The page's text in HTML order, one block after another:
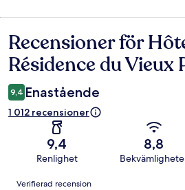
Recensioner
Recensioner för
Résidence du Vieux
9,4 Enastående
1 012 recensioner
9,4
Renlighet
8,8
Recensioner
Verifierad recension